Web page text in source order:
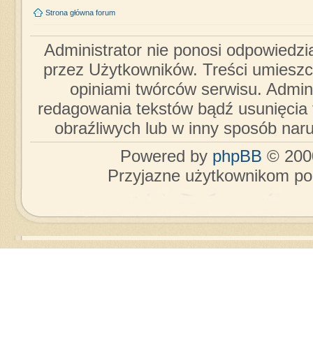
Strona główna forum
Administrator nie ponosi
przez Użytkowników. Treści
opiniami twórców serwisu.
redagowania tekstów bądź
obraźliwych lub w inny sposób
Powered by phpBB ©
Przyjazne użytkownikom